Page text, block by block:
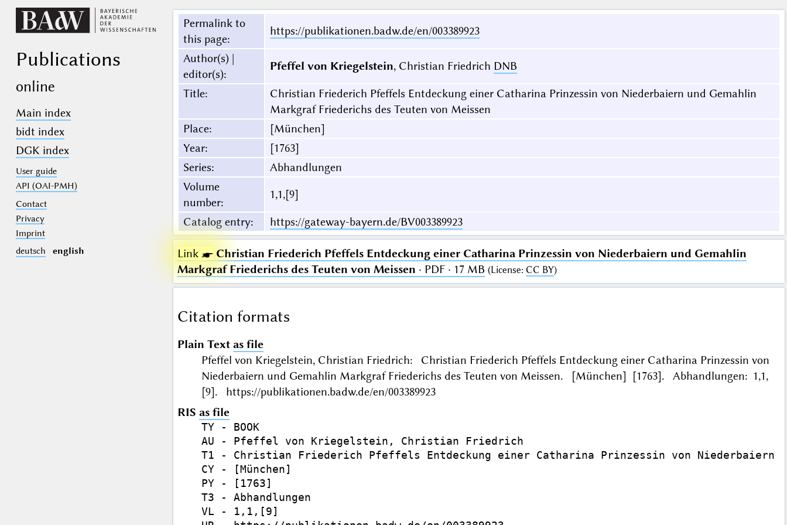
Publications
online
Main index
bidt index
DGK index
User guide
API (OAI-PMH)
Contact
Privacy
Imprint
deutsch
english
Permalink to
this page:
https://publikationen.badw.de/en/003389923
Author(s) |
editor(s):
Pfeffel von Kriegelstein, Christian Friedrich DNB
Title:
Christian Friederich Pfeffels Entdeckung einer Catharina Prinzessin von Niederbaiern und Gemahlin
Markgraf Friederichs des Teuten von Meissen
Place:
[München]
Year:
[1763]
Series:
Abhandlungen
Volume
number:
1,1,[9]
Catalog entry: https://gateway-bayern.de/BV003389923
Link ☛ Christian Friederich Pfeffels Entdeckung einer Catharina Prinzessin von Niederbaiern und Gemahlin
Markgraf Friederichs des Teuten von Meissen · PDF · 17 MB (License: CC BY)
Citation formats
Plain Text as file
Pfeffel von Kriegelstein, Christian Friedrich: Christian Friederich Pfeffels Entdeckung einer Catharina Prinzessin von
Niederbaiern und Gemahlin Markgraf Friederichs des Teuten von Meissen. [München] [1763]. Abhandlungen: 1,1,
[9]. https://publikationen.badw.de/en/003389923
RIS as file
TY - BOOK
AU - Pfeffel von Kriegelstein, Christian Friedrich
T1 - Christian Friederich Pfeffels Entdeckung einer Catharina Prinzessin von Niederbaiern
CY - [München]
PY - [1763]
T3 - Abhandlungen
VL - 1,1,[9]